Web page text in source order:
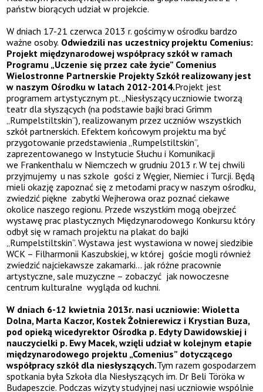
państw biorących udział w projekcie.
W dniach 17-21 czerwca 2013 r. gościmy w ośrodku bardzo
ważne osoby. Odwiedzili nas uczestnicy projektu Comenius:
Projekt międzynarodowej współpracy szkół w ramach
Programu „Uczenie się przez całe życie” Comenius
Wielostronne Partnerskie Projekty Szkół realizowany jest
w naszym Ośrodku w latach 2012-2014.Projekt jest
programem artystycznym pt. „Niesłyszący uczniowie tworzą
teatr dla słyszących (na podstawie bajki braci Grimm
„Rumpelstiltskin”), realizowanym przez uczniów wszystkich
szkół partnerskich. Efektem końcowym projektu ma być
przygotowanie przedstawienia „Rumpelstiltskin”,
zaprezentowanego w Instytucie Słuchu i Komunikacji
we Frankenthalu w Niemczech w grudniu 2013 r. W tej chwili
przyjmujemy u nas szkole gości z Węgier, Niemiec i Turcji. Będą
mieli okazję zapoznać się z metodami pracy w naszym ośrodku,
zwiedzić piękne zabytki Wejherowa oraz poznać ciekawe
okolice naszego regionu. Przede wszystkim mogą obejrzeć
wystawę prac plastycznych Międzynarodowego Konkursu który
odbył się w ramach projektu na plakat do bajki
„Rumpelstiltskin”. Wystawa jest wystawiona w nowej siedzibie
WCK – Filharmonii Kaszubskiej, w której goście mogli również
zwiedzić najciekawsze zakamarki… jak różne pracownie
artystyczne, sale muzyczne – zobaczyć jak nowoczesne
centrum kulturalne wygląda od kuchni.
W dniach 6-12 kwietnia 2013r. nasi uczniowie: Wioletta
Dolna, Marta Kaczor, Kostek Żołnierewicz i Krystian Buza,
pod opieką wicedyrektor Ośrodka p. Edyty Dawidowskiej i
nauczycielki p. Ewy Macek, wzięli udział w kolejnym etapie
międzynarodowego projektu „Comenius” dotyczącego
współpracy szkół dla niesłyszących.Tym razem gospodarzem
spotkania była Szkoła dla Niesłyszących im. Dr Beli Töröka w
Budapeszcie. Podczas wizyty studyjnej nasi uczniowie wspólnie